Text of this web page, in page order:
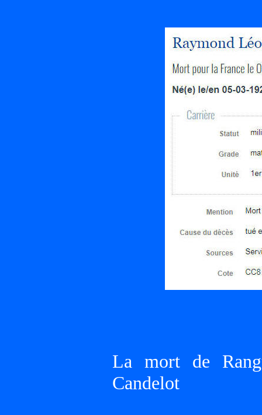
La mort de
Candelot